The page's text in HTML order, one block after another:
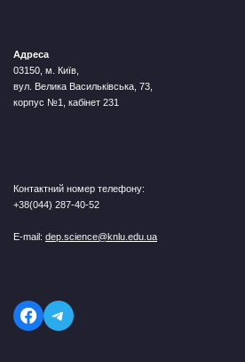
Адреса
03150, м. Київ,
вул. Велика Васильківська, 73,
корпус №1, кабінет 231
Контактний номер телефону:
+38(044) 287-40-52
E-mail: dep.science@knlu.edu.ua
Telegram